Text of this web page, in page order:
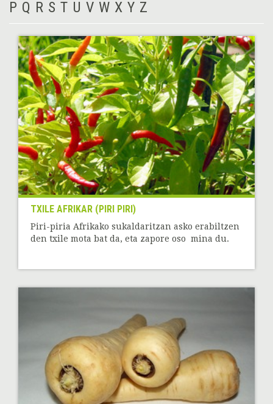
P Q R S T U V W X Y Z
TXILE AFRIKAR (PIRI PIRI)
Piri-piria Afrikako sukaldaritzan asko erabiltzen
den txile mota bat da, eta zapore oso mina du.